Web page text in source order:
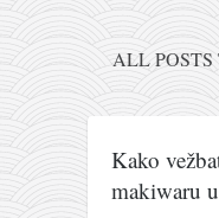
internet poslovanje
ishranom do zdravlja
moj haiku
bonus sadržaj
Svetlopis
ALL
Kako
makiwaru